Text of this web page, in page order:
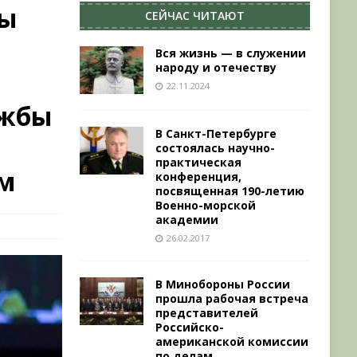
СЕЙЧАС ЧИТАЮТ
Вся жизнь — в служении
народу и отечеству
22.11.2024
В Санкт-Петербурге
состоялась научно-
практическая
конференция,
посвященная 190-летию
Военно-морской
академии
26.02.2017
В Минобороны России
прошла рабочая встреча
представителей
Российско-
американской комиссии